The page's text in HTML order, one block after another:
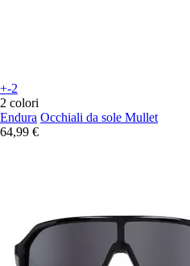
+-2
2 colori
Endura Occhiali da sole Mullet
64,99 €